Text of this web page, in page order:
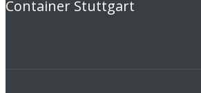
Container Stuttgart